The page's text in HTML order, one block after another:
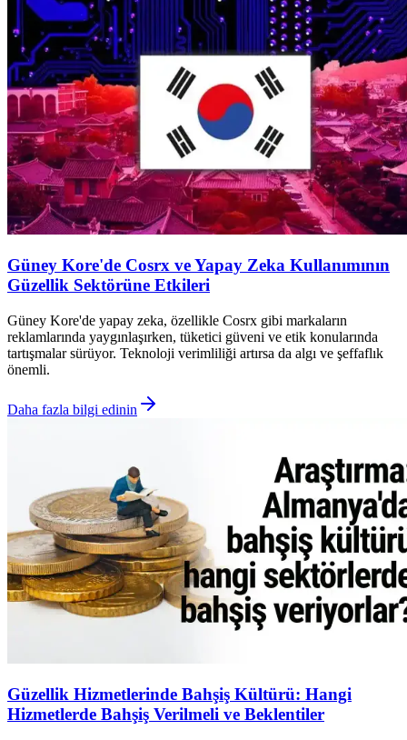
Güney Kore'de Cosrx ve Yapay Zeka Kullanımının
Güzellik Sektörüne Etkileri
Güney Kore'de yapay zeka, özellikle Cosrx gibi markaların
reklamlarında yaygınlaşırken, tüketici güveni ve etik konularında
tartışmalar sürüyor. Teknoloji verimliliği artırsa da algı ve şeffaflık
önemli.
Daha fazla bilgi edinin
Güzellik Hizmetlerinde Bahşiş Kültürü: Hangi
Hizmetlerde Bahşiş Verilmeli ve Beklentiler